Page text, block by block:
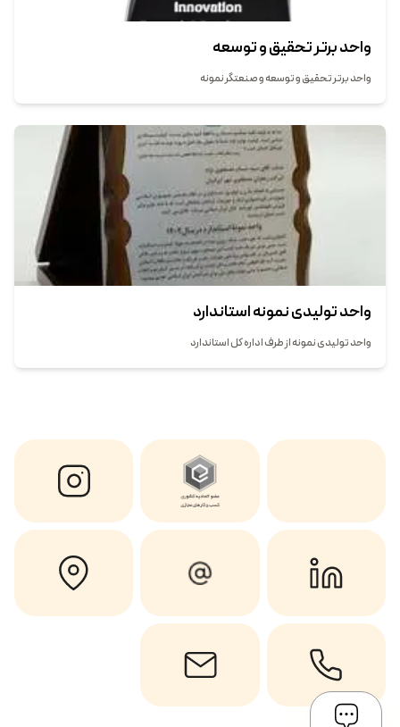
واحد برتر تحقیق و توسعه
واحد برتر تحقیق و توسعه و صنعتگر نمونه
واحد تولیدی نمونه استاندارد
واحد تولیدی نمونه از طرف اداره کل استاندارد